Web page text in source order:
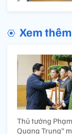
Xem thêm
Thủ tướng
Quang Trung”